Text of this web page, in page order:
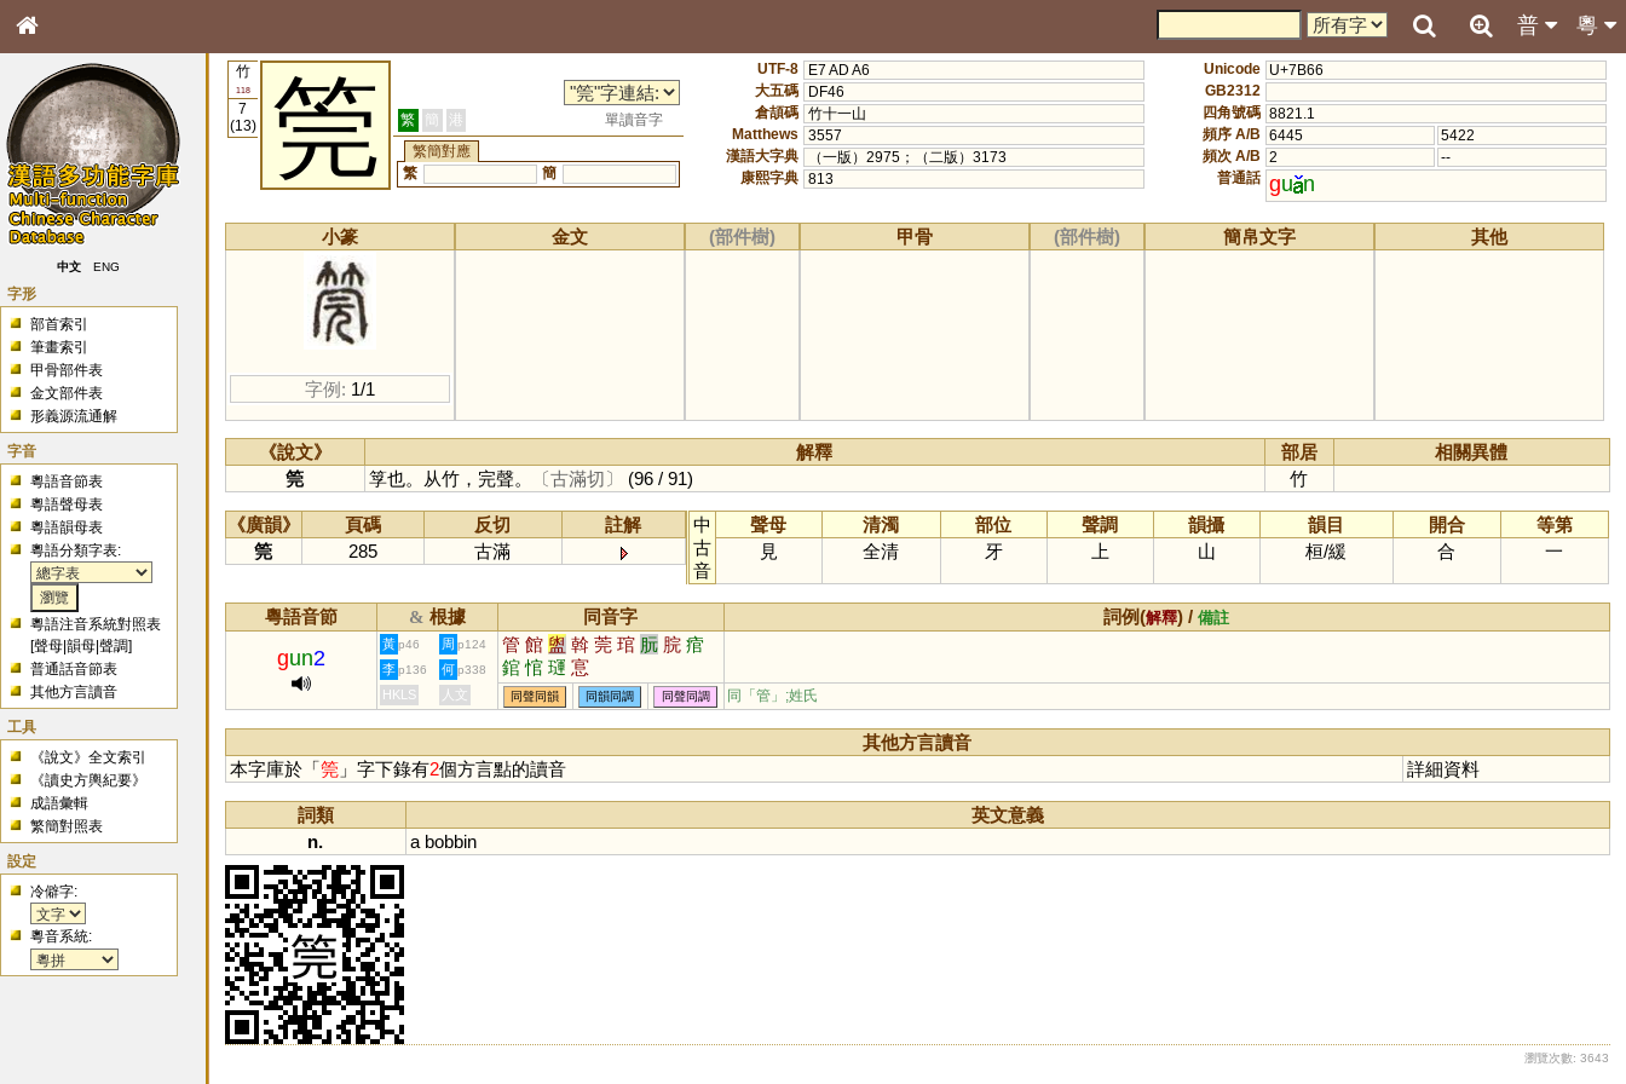
粵
普
中文 ENG
字形
部首索引
筆畫索引
甲骨部件表
金文部件表
形義源流通解
字音
粵語音節表
粵語聲母表
粵語韻母表
粵語分類字表:
粵語注音系統對照表
[聲母 |韻母 |聲調]
普通話音節表
其他方言讀音
工具
《說文》全文索引
《讀史方輿紀要》
成語彙輯
繁簡對照表
設定
冷僻字:
粵音系統:
竹
118
7
(13)
筦 繁 簡 港
單讀音字
繁簡對應
繁
簡
UTF-8
E7 AD A6
大五碼
DF46
倉頡碼 竹十一山
Matthews
3557
漢語大字典
（一版）2975；（二版）3173
康熙字典 813
Unicode U+7B66
GB2312
四角號碼 8821.1
頻序 A/B 6445
5422
頻次 A/B 2
--
普通話 gu n
小篆
字例: 1/1
金文 (部件樹) 甲骨 (部件樹) 簡帛文字 其他
《說文》 解釋 部居
相關異體
筦
筟也。从竹，完聲。 〔古滿切〕 (96 / 91) 竹
《廣韻》 頁碼 反切
註解
筦
285 古滿
中
古
音
聲母 清濁 部位 聲調 韻攝 韻目 開合
等第
見
全清 牙 上 山 桓/緩 合 一
粵語音節 & 根據 同音字 詞例(解釋) /備註
gun2
黃 p46 周 p124 管 館 盥 斡 莞 琯 朊 脘 痯
錧 悺 璭 悹
李 p136 何 p338
HKLS 人文 同聲同韻 同韻同調 同聲同調 同「管 」;姓氏
其他方言讀音
本字庫於「筦」字下錄有2個方言點的讀音 詳細資料
詞類
英文意義
n.
a bobbin
瀏覽次數: 3643